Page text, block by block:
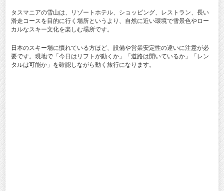
タスマニアの雪山は、リゾートホテル、ショッピング、レストラン、長い
滑走コースを目的に行く場所というより、自然に近い環境で雪景色やロー
カルなスキー文化を楽しむ場所です。
日本のスキー場に慣れている方ほど、設備や営業安定性の違いに注意が必
要です。現地で「今日はリフトが動くか」「道路は開いているか」「レン
タルは可能か」を確認しながら動く旅行になります。